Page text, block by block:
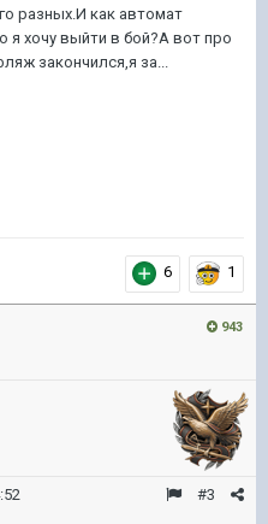
разных.И как автомат
я хочу выйти в бой?А вот про
закончился,я за...
6 1
943
#3